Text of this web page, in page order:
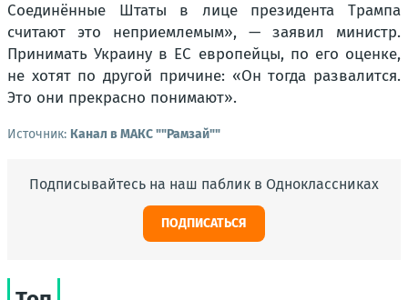
Соединённые Штаты в лице президента Трампа
считают это неприемлемым», — заявил министр.
Принимать Украину в ЕС европейцы, по его оценке,
не хотят по другой причине: «Он тогда развалится.
Это они прекрасно понимают».
Источник: Канал в МАКС ""Рамзай""
Подписывайтесь на наш паблик в Одноклассниках
ПОДПИСАТЬСЯ